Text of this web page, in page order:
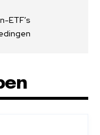
ETF’s